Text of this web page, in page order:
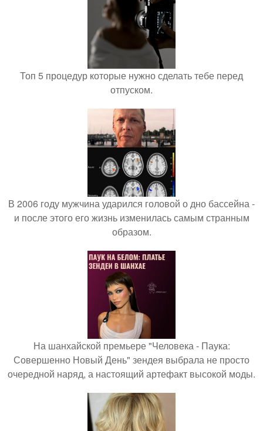
Топ 5 процедур которые нужно сделать тебе перед
отпуском.
В 2006 году мужчина ударился головой о дно бассейна -
и после этого его жизнь изменилась самым странным
образом.
На шанхайской премьере "Человека - Паука:
Совершенно Новый День" зендея выбрала не просто
очередной наряд, а настоящий артефакт высокой моды.